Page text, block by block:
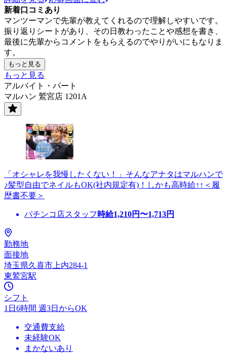
新着口コミあり
マンツーマンで先輩が教えてくれるので理解しやすいです。
振り返りシートがあり、その日教わったことや感想を書き、
最後に先輩からコメントをもらえるのでやりがいにもなりま
す。
もっと見る
もっと見る
アルバイト・パート
マルハン 鷲宮店 1201A
「オシャレを我慢したくない！」そんなアナタはマルハンで
♪髪型自由でネイルもOK(社内規定有)！しかも高時給↑↑＜履
歴書不要＞
パチンコ店スタッフ 時給1,210円〜1,713円
勤務地
面接地
埼玉県久喜市上内284-1
東鷲宮駅
シフト
1日6時間 週3日からOK
交通費支給
未経験OK
まかないあり